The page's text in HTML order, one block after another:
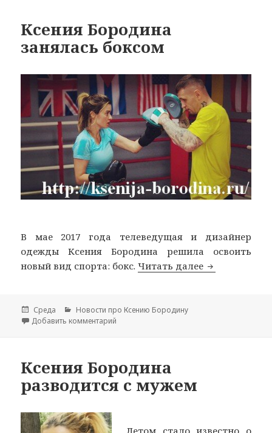
Ксения Бородина
занялась боксом
В мае 2017 года телеведущая и дизайнер
одежды Ксения Бородина решила освоить
новый вид спорта: бокс.Читать далее Ксения
Опубликовано
Среда Рубрики
Новости про Ксению Бородину
Добавить комментарий
Ксения Бородина
разводится с мужем
Летом стало известно о